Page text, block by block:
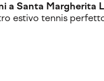
a Santa Margherita
estivo tennis